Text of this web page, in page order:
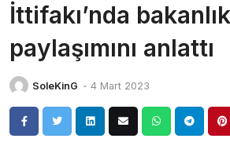
İttifakı’nda
paylaşımını anlattı
SoleKinG - 4 Mart 2023